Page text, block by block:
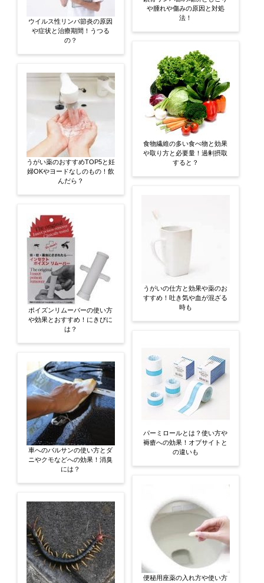
ウイルス性リンパ節炎の原因
や症状と治療期間！うつる
の？
うがい薬のおすすめTOP5と妊
婦OKやヨードなしのもの！飲
んだら？
ポイズンリムーバーの使い方
や効果とおすすめ！にきびに
は？
車へのバルサンの使い方とダ
ニやクモなどへの効果！消臭
には？
や腫れや傷みの原因と対処
法！
食物繊維の多い食べ物と効果
や取り方と必要量！過剰摂取
すると？
うがいの仕方と効果や薬のお
すすめ！吐き気や血が混ざる
時も
パーミロールとは？使い方や
褥瘡への効果！オプサイトと
の違いも
便秘用座薬の入れ方や使い方